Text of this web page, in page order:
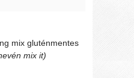
mix gluténmentes
mix it)